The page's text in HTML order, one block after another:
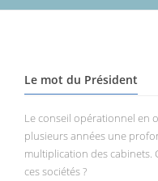
Le mot du Président
Le conseil opérationnel en
plusieurs années une
multiplication des
ces sociétés ?